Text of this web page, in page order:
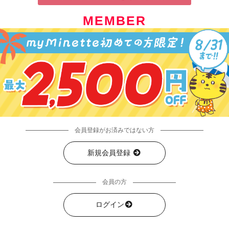
MEMBER
会員登録がお済みではない方
新規会員登録
会員の方
ログイン